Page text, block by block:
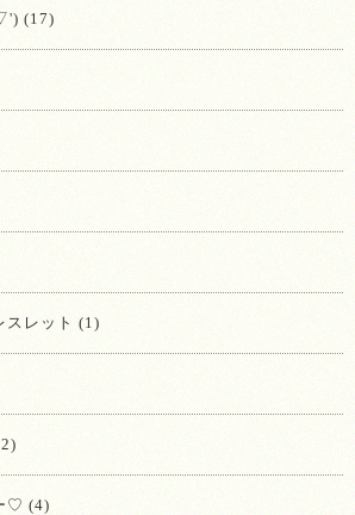
(17)
スレット (1)
♡ (4)